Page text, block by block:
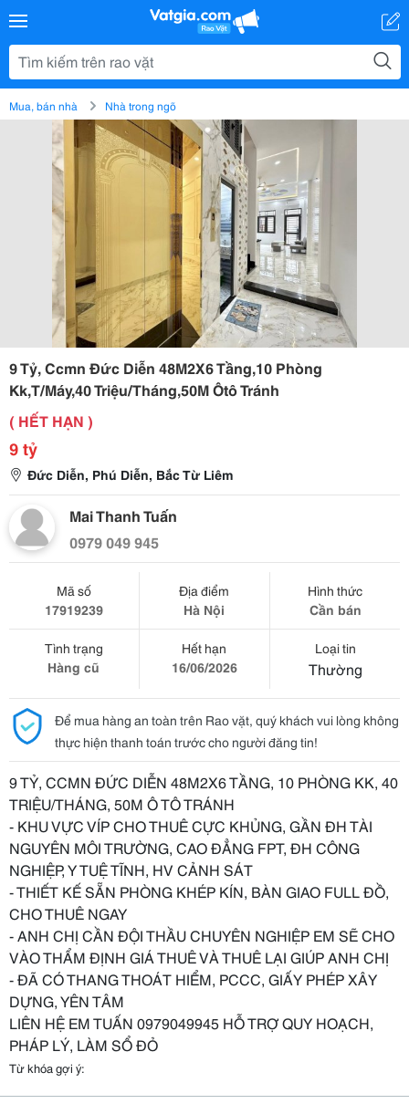
Mua, bán nhà Nhà trong ngõ
9 Tỷ, Ccmn Đức Diễn 48M2X6 Tầng,10 Phòng
Kk,T/Máy,40 Triệu/Tháng,50M Ôtô Tránh
( HẾT HẠN )
9 tỷ
Đức Diễn, Phú Diễn, Bắc Từ Liêm
Mai Thanh Tuấn
0979 049 945
Mã số
17919239
Địa điểm
Hà Nội
Hình thức
Cần bán
Tình trạng
Hàng cũ
Hết hạn
16/06/2026
Loại tin
Thường
Để mua hàng an toàn trên Rao vặt, quý khách vui lòng không
thực hiện thanh toán trước cho người đăng tin!
9 TỶ, CCMN ĐỨC DIỄN 48M2X6 TẦNG, 10 PHÒNG KK, 40
TRIỆU/THÁNG, 50M Ô TÔ TRÁNH
- KHU VỰC VÍP CHO THUÊ CỰC KHỦNG, GẦN ĐH TÀI
NGUYÊN MÔI TRƯỜNG, CAO ĐẲNG FPT, ĐH CÔNG
NGHIỆP, Y TUỆ TĨNH, HV CẢNH SÁT
- THIẾT KẾ SẴN PHÒNG KHÉP KÍN, BÀN GIAO FULL ĐỒ,
CHO THUÊ NGAY
- ANH CHỊ CẦN ĐỘI THẦU CHUYÊN NGHIỆP EM SẼ CHO
VÀO THẨM ĐỊNH GIÁ THUÊ VÀ THUÊ LẠI GIÚP ANH CHỊ
- ĐÃ CÓ THANG THOÁT HIỂM, PCCC, GIẤY PHÉP XÂY
DỰNG, YÊN TÂM
LIÊN HỆ EM TUẤN 0979049945 HỖ TRỢ QUY HOẠCH,
PHÁP LÝ, LÀM SỔ ĐỎ
Từ khóa gợi ý: